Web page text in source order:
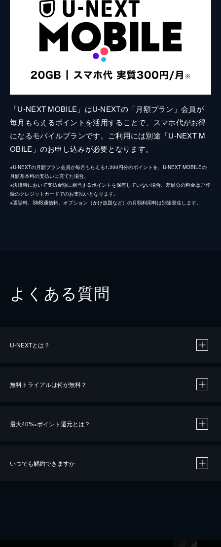
「U-NEXT MOBILE」はU-NEXTの「月額プラン」会員が
毎月もらえるポイントを活用することで、スマホ代がお得
になるモバイルプランです。ご利用には別途「U-NEXT M
OBILE」のお申し込みが必要となります。
※U-NEXTの月額プラン会員が毎月もらえる1,200円分のポイントを、U-NEXT MOBILEの
月額基本料の支払いに充てた場合。
※決済時において支払金額に相当するポイントを保有していない場合、差額分の料金はご登
録のクレジットカードでのお支払いとなります。
※通話料、SMS通信料、オプション（かけ放題など）の月額利用料は別途発生します。
よくある質問
U-NEXTとは？
無料トライアルは何が無料？
最大40%※ポイント還元とは？
いつでも解約できますか